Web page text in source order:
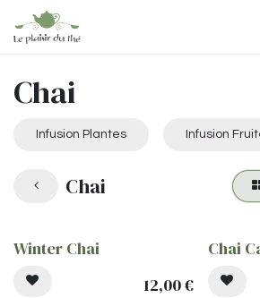
Se rendre au contenu
Chai
Infusion Plantes Infusion
Chai
Winter Chai
12,00€
Chai